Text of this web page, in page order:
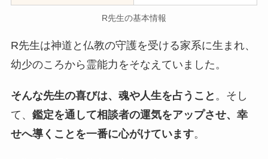
R先生の基本情報
R先生は神道と仏教の守護を受ける家系に生まれ、
幼少のころから霊能力をそなえていました。
そんな先生の喜びは、魂や人生を占うこと 。そし
て、 鑑定を通して相談者の運気をアップさせ、幸
せへ導くことを一番に心がけています。